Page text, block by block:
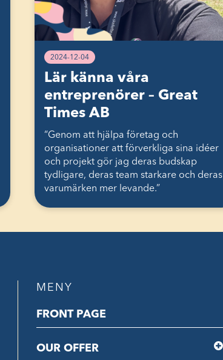
2024-12-04
Lär känna våra
entreprenörer – Great
Times AB
“Genom att hjälpa företag och
organisationer att förverkliga sina idéer
och projekt gör jag deras budskap
tydligare, deras team starkare och deras
varumärken mer levande.”
MENY
FRONT PAGE
OUR OFFER